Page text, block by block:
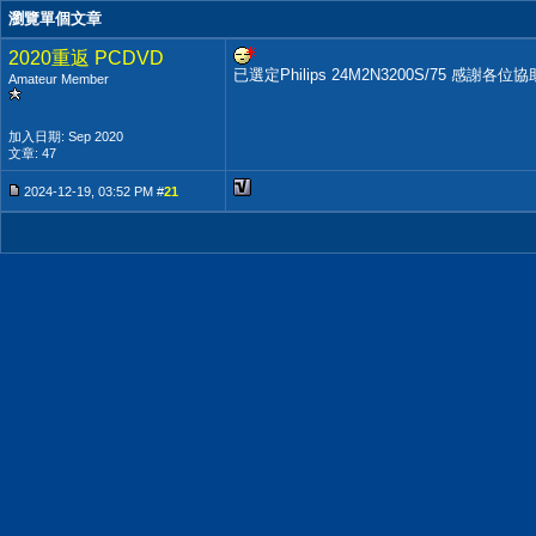
瀏覽單個文章
2020重返 PCDVD
Amateur Member
加入日期: Sep 2020
文章: 47
已選定Philips 24M2N3200S/75 感謝各位協
2024-12-19, 03:52 PM #21